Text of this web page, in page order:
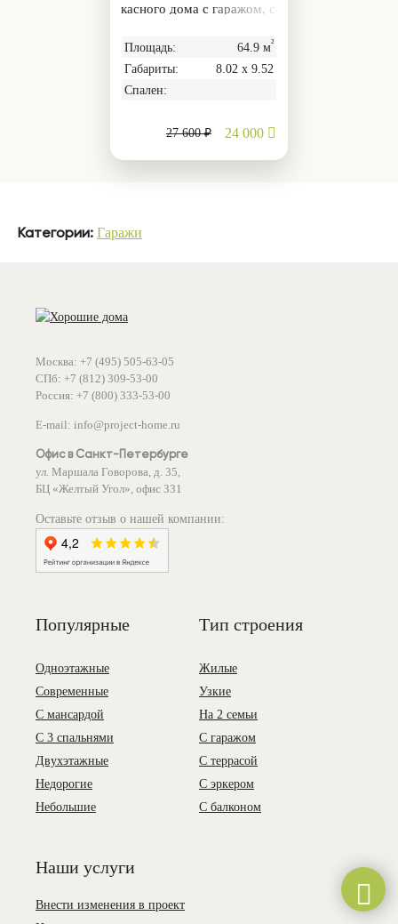
касного дома с гаражом, с
Площадь: 64.9 м²
Габариты:
8.02 х 9.52
Спален:
27 600 ₽ 24 000
Категории: Гаражи
Москва: +7 (495) 505-63-05
СПб: +7 (812) 309-53-00
Россия: +7 (800) 333-53-00
E-mail: info@project-home.ru
Офис в Санкт-Петербурге
ул. Маршала Говорова, д. 35,
БЦ «Желтый Угол», офис 331
Оставьте отзыв о нашей компании:
Популярные Тип строения
Одноэтажные
Современные
С мансардой
С 3 спальнями
Двухэтажные
Недорогие
Небольшие
Жилые
Узкие
На 2 семьи
С гаражом
С террасой
С эркером
С балконом
Наши услуги
Внести изменения в проект